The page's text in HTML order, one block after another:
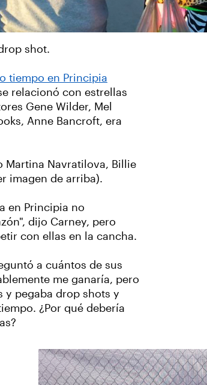
shot.
tiempo en Principia
relacionó con estrellas
Gene Wilder, Mel
Anne Bancroft, era
Martina Navratilova, Billie
imagen de arriba).
en Principia no
dijo Carney, pero
con ellas en la cancha.
a cuántos de sus
me ganaría, pero
y pegaba drop shots y
¿Por qué debería